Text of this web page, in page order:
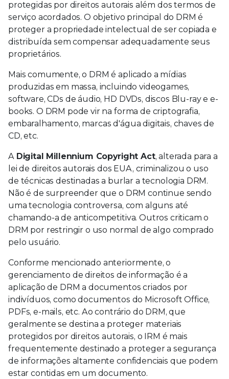
protegidas por direitos autorais além dos termos de
serviço acordados. O objetivo principal do DRM é
proteger a propriedade intelectual de ser copiada e
distribuída sem compensar adequadamente seus
proprietários.
Mais comumente, o DRM é aplicado a mídias
produzidas em massa, incluindo videogames,
software, CDs de áudio, HD DVDs, discos Blu-ray e e-
books. O DRM pode vir na forma de criptografia,
embaralhamento, marcas d'água digitais, chaves de
CD, etc.
A Digital Millennium Copyright Act, alterada para a
lei de direitos autorais dos EUA, criminalizou o uso
de técnicas destinadas a burlar a tecnologia DRM.
Não é de surpreender que o DRM continue sendo
uma tecnologia controversa, com alguns até
chamando-a de anticompetitiva. Outros criticam o
DRM por restringir o uso normal de algo comprado
pelo usuário.
Conforme mencionado anteriormente, o
gerenciamento de direitos de informação é a
aplicação de DRM a documentos criados por
indivíduos, como documentos do Microsoft Office,
PDFs, e-mails, etc. Ao contrário do DRM, que
geralmente se destina a proteger materiais
protegidos por direitos autorais, o IRM é mais
frequentemente destinado a proteger a segurança
de informações altamente confidenciais que podem
estar contidas em um documento.